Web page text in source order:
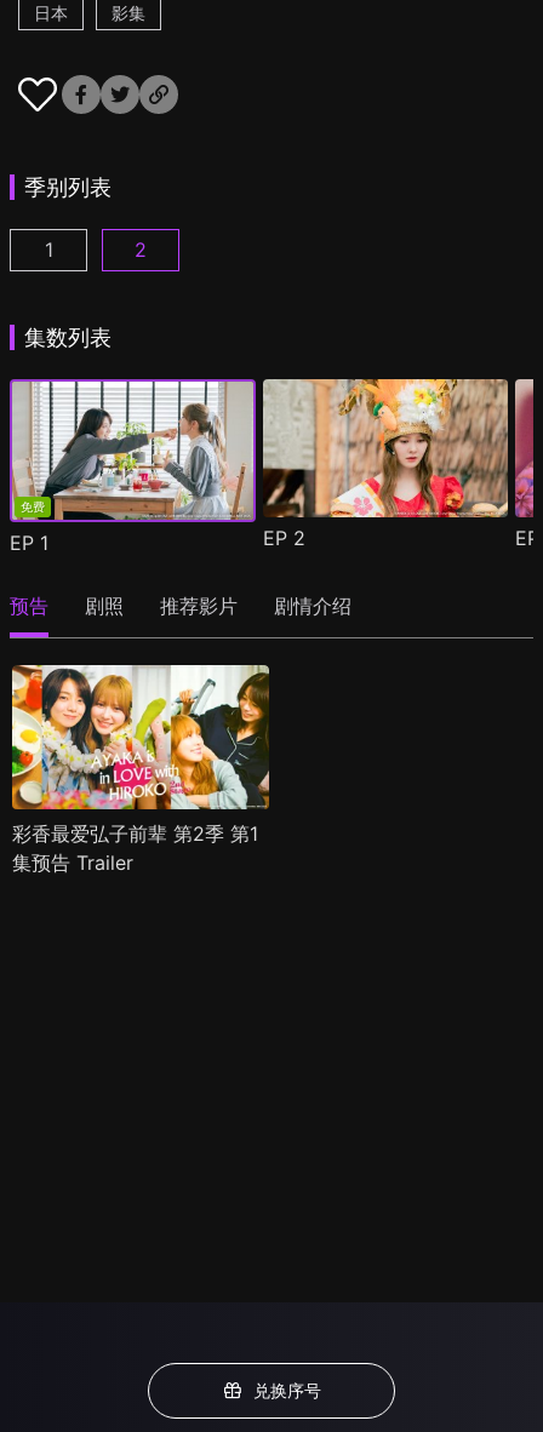
日本 影集
季别列表
彩香最爱弘子前辈 第1集
1 彩香最爱弘子前辈 第2季 第1集
2
集数列表
免费
EP 1 EP 2
预告 剧照 推荐影片 剧情介绍
彩香最爱弘子前辈 第2季 第1
集预告 Trailer
兑换序号